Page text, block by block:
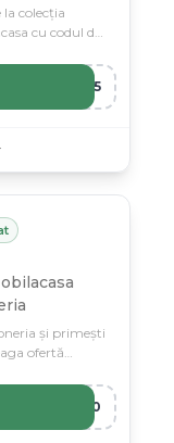
la colecția
cu codul de
A25
și primești
ofertă
A10